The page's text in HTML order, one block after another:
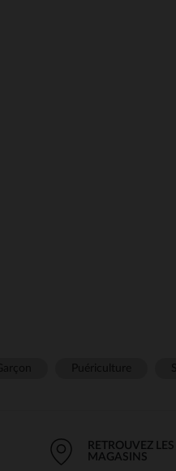
RETROUVEZ LES
MAGASINS